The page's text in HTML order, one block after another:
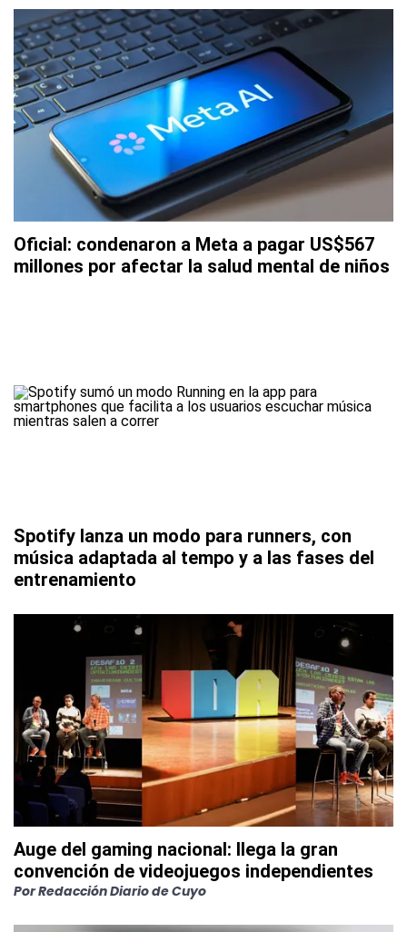
Oficial: condenaron a Meta a pagar US$567
millones por afectar la salud mental de niños
Spotify lanza un modo para runners, con
música adaptada al tempo y a las fases del
entrenamiento
Auge del gaming nacional: llega la gran
convención de videojuegos independientes
PorRedacción Diario de Cuyo